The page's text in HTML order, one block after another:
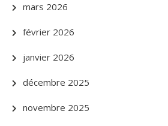
mars 2026
février 2026
janvier 2026
décembre 2025
novembre 2025